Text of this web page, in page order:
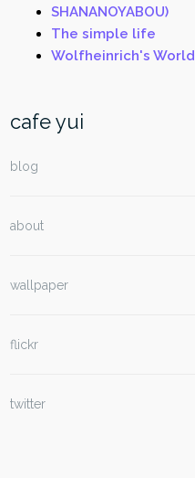
SHANANOYABOU)
The simple life
Wolfheinrich's World
cafe yui
blog
about
wallpaper
flickr
twitter